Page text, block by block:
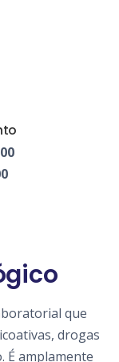
que
drogas
É amplamente